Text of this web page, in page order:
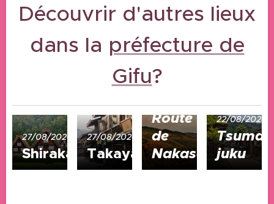
Découvrir d'autres lieux
dans la préfecture de
Gifu?
27/08/2024
Shirakawago
27/08/2024
Takayama
Route
de
Nakasendo
22/08/2024
juku